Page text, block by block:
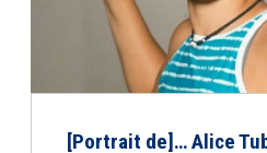
[Portrait de]… Alice